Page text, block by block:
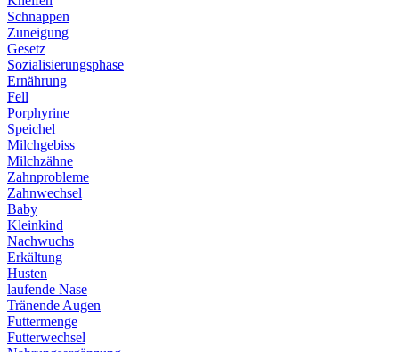
Schnappen
Zuneigung
Gesetz
Sozialisierungsphase
Ernährung
Fell
Porphyrine
Speichel
Milchgebiss
Milchzähne
Zahnprobleme
Zahnwechsel
Baby
Kleinkind
Nachwuchs
Erkältung
Husten
laufende Nase
Tränende Augen
Futtermenge
Futterwechsel